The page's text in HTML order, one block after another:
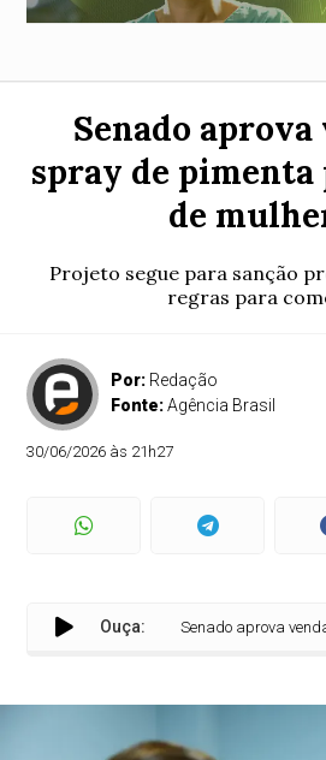
Senado aprova
spray de pimenta
de
Projeto segue para sanção
regras para
Por: Redação
Fonte:Agência Brasil
30/06/2026 às 21h27
Ouça: Senado aprova venda